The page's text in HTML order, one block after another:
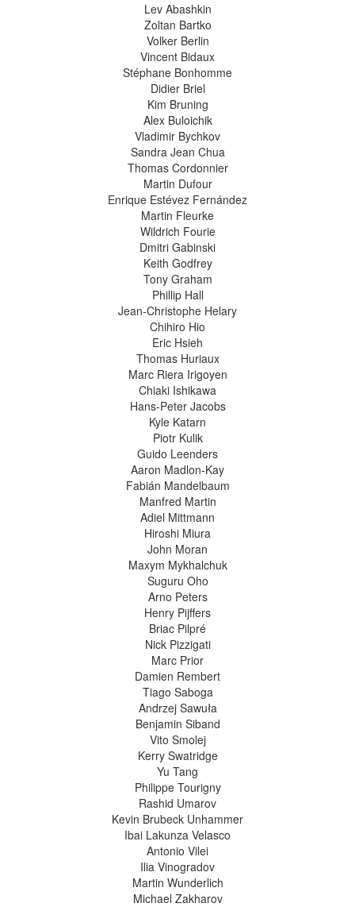
Lev Abashkin
Zoltan Bartko
Volker Berlin
Vincent Bidaux
Stéphane Bonhomme
Didier Briel
Kim Bruning
Alex Buloichik
Vladimir Bychkov
Sandra Jean Chua
Thomas Cordonnier
Martin Dufour
Enrique Estévez Fernández
Martin Fleurke
Wildrich Fourie
Dmitri Gabinski
Keith Godfrey
Tony Graham
Phillip Hall
Jean-Christophe Helary
Chihiro Hio
Eric Hsieh
Thomas Huriaux
Marc Riera Irigoyen
Chiaki Ishikawa
Hans-Peter Jacobs
Kyle Katarn
Piotr Kulik
Guido Leenders
Aaron Madlon-Kay
Fabián Mandelbaum
Manfred Martin
Adiel Mittmann
Hiroshi Miura
John Moran
Maxym Mykhalchuk
Suguru Oho
Arno Peters
Henry Pijffers
Briac Pilpré
Nick Pizzigati
Marc Prior
Damien Rembert
Tiago Saboga
Andrzej Sawuła
Benjamin Siband
Vito Smolej
Kerry Swatridge
Yu Tang
Philippe Tourigny
Rashid Umarov
Kevin Brubeck Unhammer
Ibai Lakunza Velasco
Antonio Vilei
Ilia Vinogradov
Martin Wunderlich
Michael Zakharov